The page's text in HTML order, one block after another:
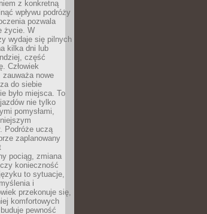
z konkretną
wpływu podróży
pozwala
życie. W
wydaje się pilnych
kilka dni lub
część
Człowiek
nowe
do siebie
było miejsca. To
nie tylko
pomysłami,
Podróże uczą
zaplanowany
pociąg, zmiana
konieczność
to sytuacje,
i
przekonuje się,
komfortowych
pewność